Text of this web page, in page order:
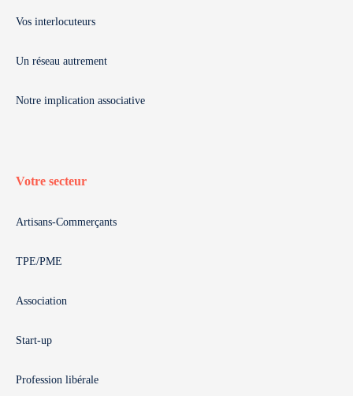
Vos interlocuteurs
Un réseau autrement
Notre implication associative
Votre secteur
Artisans-Commerçants
TPE/PME
Association
Start-up
Profession libérale